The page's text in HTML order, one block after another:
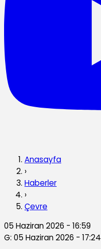
Anasayfa
›
Haberler
›
Çevre
05 Haziran 2026 - 16:59
G: 05 Haziran 2026 - 17:24